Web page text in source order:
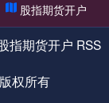
股指期货开户
指期货开户 RSS
版权所有